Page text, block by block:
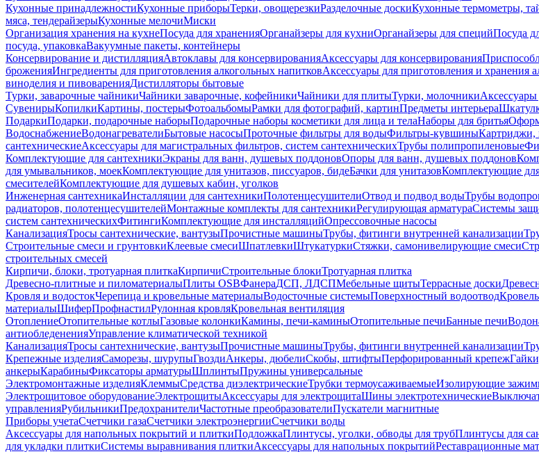
Кухонные принадлежностиКухонные приборыТерки, овощерезкиРазделочные доскиКухонные термометры,
мяса, тендерайзерыКухонные мелочиМиски
Организация хранения на кухнеПосуда для храненияОрганайзеры для кухниОрганайзеры для специйПосуда
посуда, упаковкаВакуумные пакеты, контейнеры
Консервирование и дистилляцияАвтоклавы для консервированияАксессуары для консервирования
броженияИнгредиенты для приготовления алкогольных напитковАксессуары для приготовления и хранения
виноделия и пивоваренияДистилляторы бытовые
Турки, заварочные чайникиЧайники заварочные, кофейникиЧайники для плитыТурки, молочникиАксессуары
СувенирыКопилкиКартины, постерыФотоальбомыРамки для фотографий, картинПредметы интерьера
ПодаркиПодарки, подарочные наборыПодарочные наборы косметики для лица и телаНаборы для бритья
ВодоснабжениеВодонагревателиБытовые насосыПроточные фильтры для водыФильтры-кувшиныКартриджи,
сантехническиеАксессуары для магистральных фильтров, систем сантехническихТрубы полипропиленовые
Комплектующие для сантехникиЭкраны для ванн, душевых поддоновОпоры для ванн, душевых поддонов
для умывальников, моекКомплектующие для унитазов, писсуаров, бидеБачки для унитазовКомплектующие
смесителейКомплектующие для душевых кабин, уголков
Инженерная сантехникаИнсталляции для сантехникиПолотенцесушителиОтвод и подвод водыТрубы
радиаторов, полотенцесушителейМонтажные комплекты для сантехникиРегулирующая арматураСистемы
систем сантехническихФитингиКомплектующие для инсталляцийОпрессовочные насосы
КанализацияТросы сантехнические, вантузыПрочистные машиныТрубы, фитинги внутренней канализации
Строительные смеси и грунтовкиКлеевые смесиШпатлевкиШтукатуркиСтяжки, самонивелирующие смеси
строительных смесей
Кирпичи, блоки, тротуарная плиткаКирпичиСтроительные блокиТротуарная плитка
Древесно-плитные и пиломатериалыПлиты OSBФанераДСП, ЛДСПМебельные щитыТеррасные доски
Кровля и водостокЧерепица и кровельные материалыВодосточные системыПоверхностный водоотвод
материалыШиферПрофнастилРулонная кровляКровельная вентиляция
ОтоплениеОтопительные котлыГазовые колонкиКамины, печи-каминыОтопительные печиБанные печи
антиобледененияУправление климатической техникой
КанализацияТросы сантехнические, вантузыПрочистные машиныТрубы, фитинги внутренней канализации
Крепежные изделияСаморезы, шурупыГвоздиАнкеры, дюбелиСкобы, штифтыПерфорированный крепеж
анкерыКарабиныФиксаторы арматурыШплинтыПружины универсальные
Электромонтажные изделияКлеммыСредства диэлектрическиеТрубки термоусаживаемыеИзолирующие
Электрощитовое оборудованиеЭлектрощитыАксессуары для электрощитаШины электротехнические
управленияРубильникиПредохранителиЧастотные преобразователиПускатели магнитные
Приборы учетаСчетчики газаСчетчики электроэнергииСчетчики воды
Аксессуары для напольных покрытий и плиткиПодложкаПлинтусы, уголки, обводы для трубПлинтусы для
для укладки плиткиСистемы выравнивания плиткиАксессуары для напольных покрытийРеставрационные